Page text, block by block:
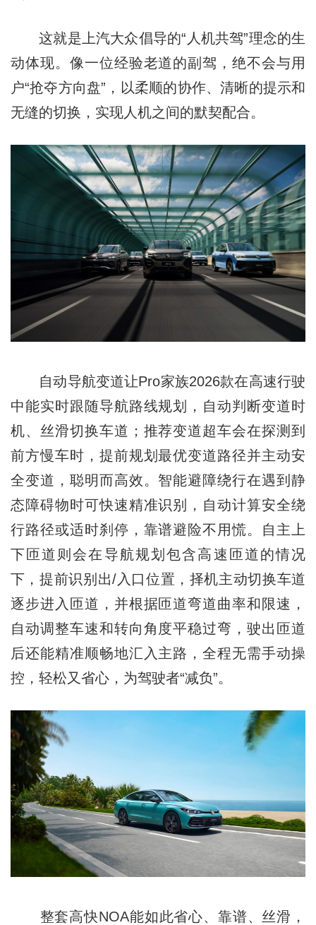
这就是上汽大众倡导的“人机共驾”理念的生
动体现。像一位经验老道的副驾，绝不会与用
户“抢夺方向盘”，以柔顺的协作、清晰的提示和
无缝的切换，实现人机之间的默契配合。
自动导航变道让Pro家族2026款在高速行驶
中能实时跟随导航路线规划，自动判断变道时
机、丝滑切换车道；推荐变道超车会在探测到
前方慢车时，提前规划最优变道路径并主动安
全变道，聪明而高效。智能避障绕行在遇到静
态障碍物时可快速精准识别，自动计算安全绕
行路径或适时刹停，靠谱避险不用慌。自主上
下匝道则会在导航规划包含高速匝道的情况
下，提前识别出/入口位置，择机主动切换车道
逐步进入匝道，并根据匝道弯道曲率和限速，
自动调整车速和转向角度平稳过弯，驶出匝道
后还能精准顺畅地汇入主路，全程无需手动操
控，轻松又省心，为驾驶者“减负”。
整套高快NOA能如此省心、靠谱、丝滑，